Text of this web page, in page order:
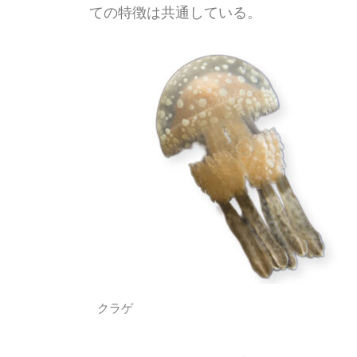
ての特徴は共通している。
クラゲ